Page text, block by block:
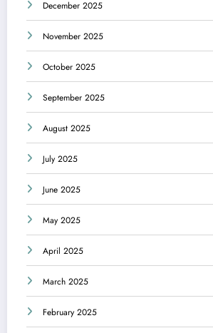
December 2025
November 2025
October 2025
September 2025
August 2025
July 2025
June 2025
May 2025
April 2025
March 2025
February 2025